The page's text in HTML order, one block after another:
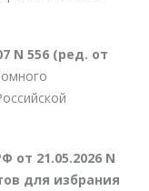
N 556 (ред. от
от 21.05.2026 N
для избрания